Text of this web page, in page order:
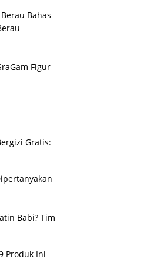
Bahas
Figur
Gratis:
Babi? Tim
Produk Ini